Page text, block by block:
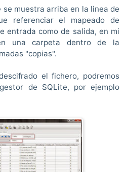
se muestra arriba en la linea de
referenciar el mapeado de
entrada como de salida, en mi
una carpeta dentro de la
"copias".
el fichero, podremos
de SQLite, por ejemplo